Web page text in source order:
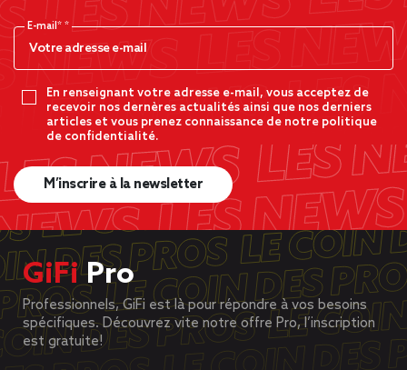
E-mail*
En renseignant votre adresse e-mail, vous acceptez de
recevoir nos dernères actualités ainsi que nos derniers
articles et vous prenez connaissance de notre politique
de confidentialité.
M’inscrire à la newsletter
GiFiPro
Professionnels, GiFi est là pour répondre à vos besoins
spécifiques. Découvrez vite notre offre Pro, l’inscription
est gratuite!